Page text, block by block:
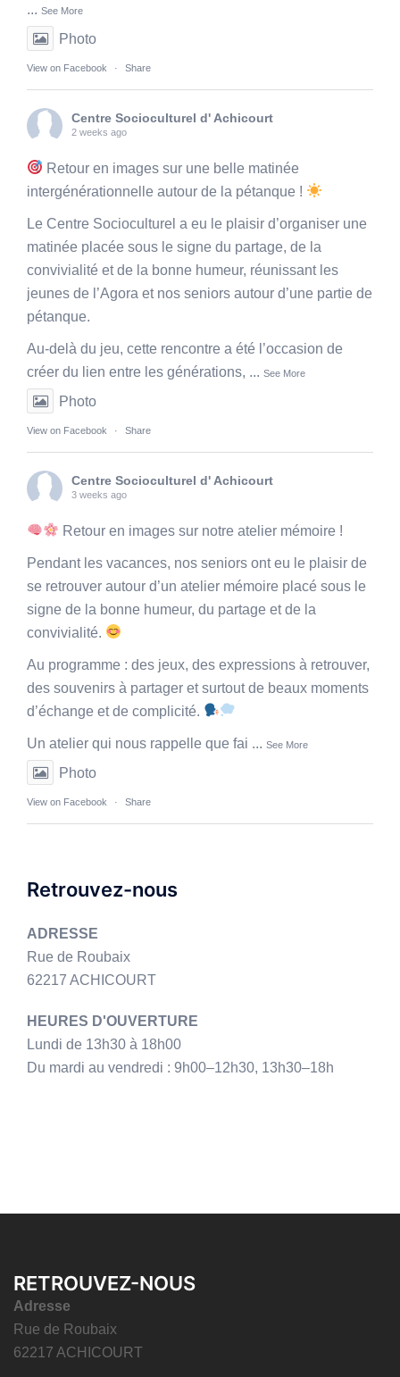
... See More
Photo
View on Facebook · Share
Centre Socioculturel d' Achicourt
2 weeks ago
Retour en images sur une belle matinée
intergénérationnelle autour de la pétanque !
Le Centre Socioculturel a eu le plaisir d’organiser une
matinée placée sous le signe du partage, de la
convivialité et de la bonne humeur, réunissant les
jeunes de l’Agora et nos seniors autour d’une partie de
pétanque.
Au-delà du jeu, cette rencontre a été l’occasion de
créer du lien entre les générations, ... See More
Photo
View on Facebook · Share
Centre Socioculturel d' Achicourt
3 weeks ago
Retour en images sur notre atelier mémoire !
Pendant les vacances, nos seniors ont eu le plaisir de
se retrouver autour d’un atelier mémoire placé sous le
signe de la bonne humeur, du partage et de la
convivialité.
Au programme : des jeux, des expressions à retrouver,
des souvenirs à partager et surtout de beaux moments
d’échange et de complicité.
Un atelier qui nous rappelle que fai ... See More
Photo
View on Facebook · Share
Retrouvez-nous
ADRESSE
Rue de Roubaix
62217 ACHICOURT
HEURES D'OUVERTURE
Lundi de 13h30 à 18h00
Du mardi au vendredi : 9h00–12h30, 13h30–18h
RETROUVEZ-NOUS
Adresse
Rue de Roubaix
62217 ACHICOURT